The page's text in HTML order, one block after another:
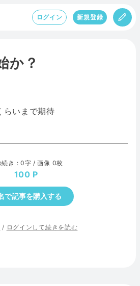
ログイン 新規登録
か？
らいまで期待
続き : 0字 / 画像 0枚
100
で記事を購入する
/ ログインして続きを読む